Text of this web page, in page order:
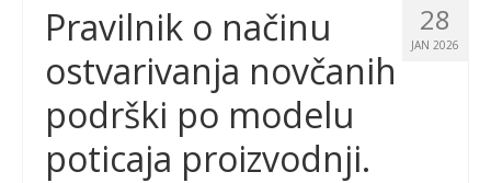
28
JAN 2026
Pravilnik o načinu
ostvarivanja novčanih
podrški po modelu
poticaja proizvodnji.